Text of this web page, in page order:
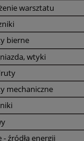
warsztatu
bierne
wtyki
mechaniczne
- źródła energii